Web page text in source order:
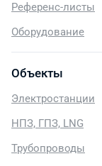
Референс-листы
Оборудование
Объекты
Электростанции
НПЗ, ГПЗ, LNG
Трубопроводы